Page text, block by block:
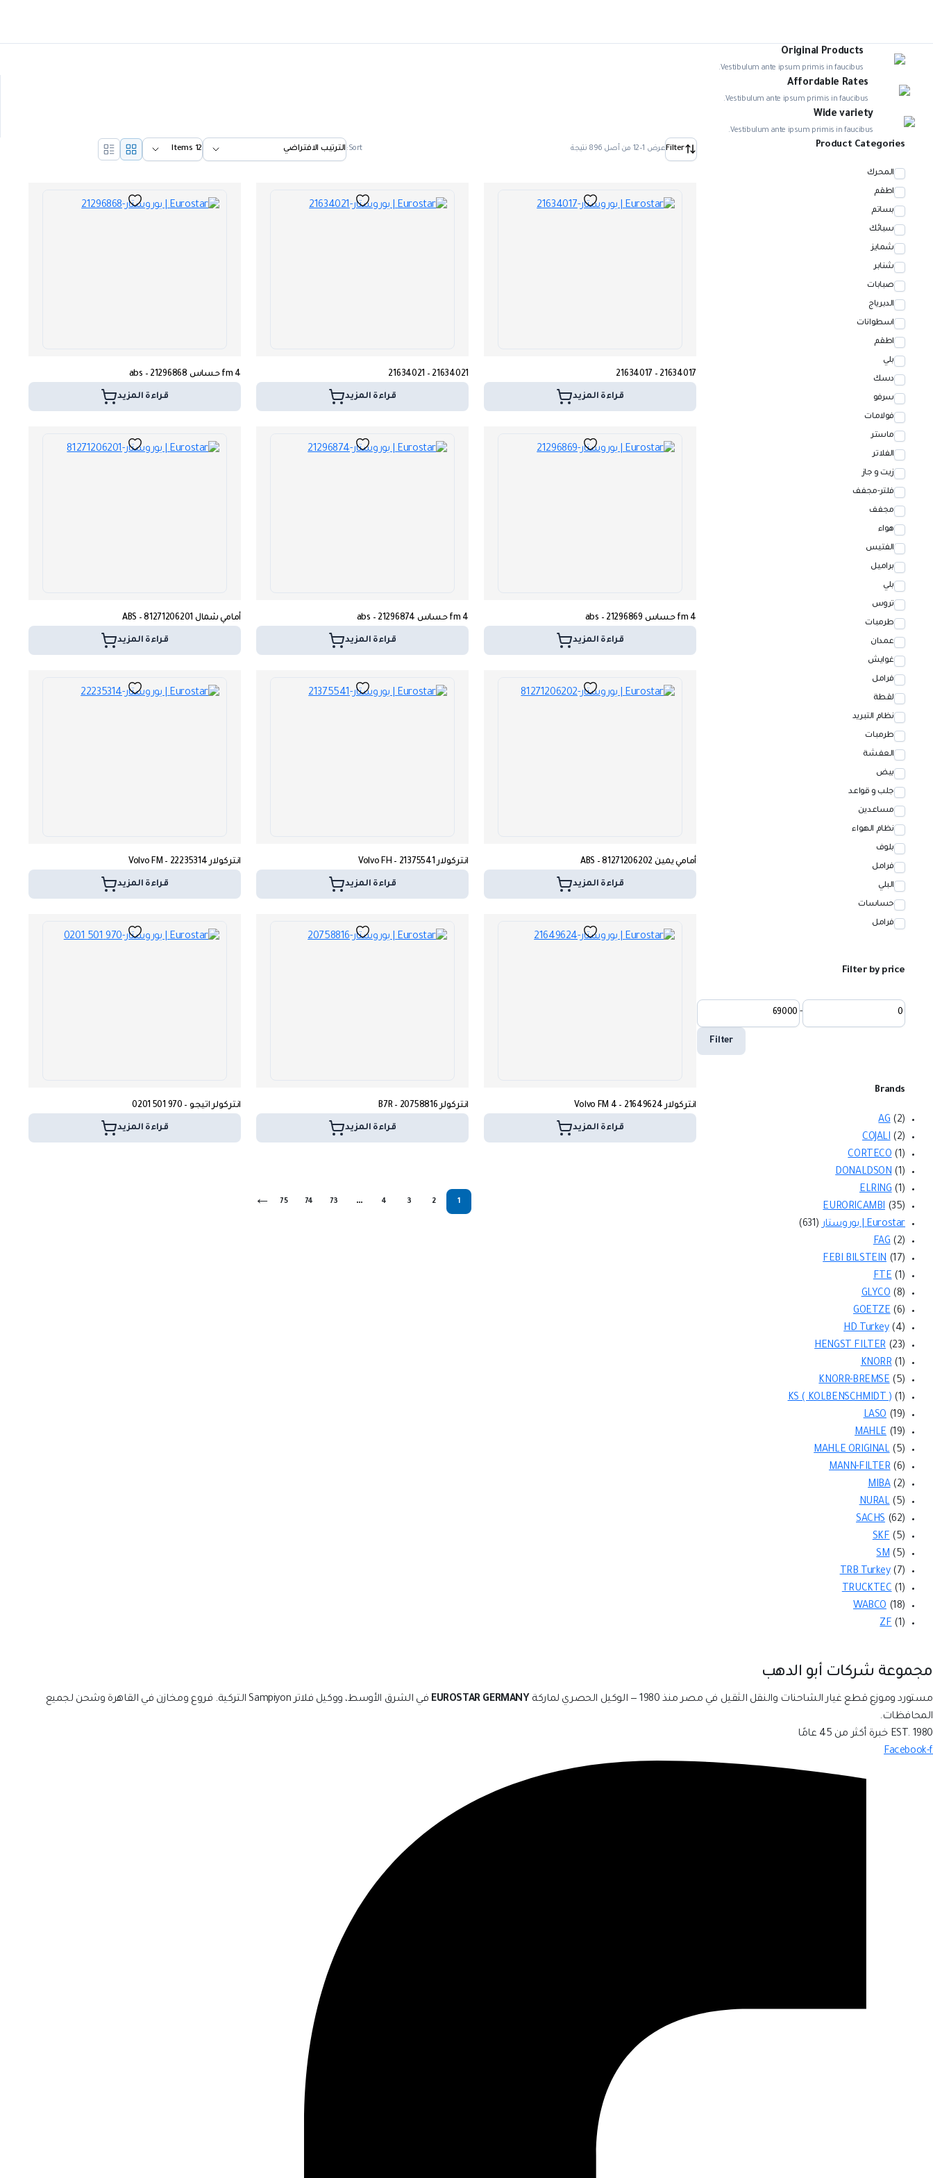
Original Products
Vestibulum ante ipsum primis in faucibus.
Affordable Rates
Vestibulum ante ipsum primis in faucibus.
Wide variety
Vestibulum ante ipsum primis in faucibus.
Filterعرض 1–12 من أصل 896 نتيجة Sort:
21634017 – 21634017
قراءة المزيد
21634021 – 21634021
قراءة المزيد
fm 4 حساس abs – 21296868
قراءة المزيد
fm 4 حساس abs – 21296869
قراءة المزيد
fm 4 حساس abs – 21296874
قراءة المزيد
أمامي شمال ABS – 81271206201
قراءة المزيد
أمامي يمين ABS – 81271206202
قراءة المزيد
انتركولار Volvo FH – 21375541
قراءة المزيد
انتركولار Volvo FM – 22235314
قراءة المزيد
انتركولار Volvo FM 4 – 21649624
قراءة المزيد
انتركولر B7R – 20758816
قراءة المزيد
انتركولر اتيجو – 970 501 0201
قراءة المزيد
1
2
3
4
…
73
74
75
←
Product Categories
المحرك
اطقم
بساتم
سبائك
شمايز
شنابر
صبابات
الدبرياج
اسطوانات
اطقم
بلي
دسك
سرفو
فولامات
ماستر
الفلاتر
زيت و جاز
فلتر-مجفف
مجفف
هواء
الفتيس
براميل
بلي
تروس
طرمبات
عمدان
غوايش
فرامل
لقطة
نظام التبريد
طرمبات
العفشة
بيض
جلب و قواعد
مساعدين
نظام الهواء
بلوف
فرامل
البلي
حساسات
فرامل
Filter by price
-
Filter
Brands
AG (2)
COJALI (2)
CORTECO (1)
DONALDSON (1)
ELRING (1)
EURORICAMBI (35)
Eurostar | يوروستار
(631)
FAG (2)
FEBI BILSTEIN (17)
FTE (1)
GLYCO (8)
GOETZE (6)
HD Turkey (4)
HENGST FILTER (23)
KNORR (1)
KNORR-BREMSE (5)
KS ( KOLBENSCHMIDT ) (1)
LASO (19)
MAHLE (19)
MAHLE ORIGINAL (5)
MANN-FILTER (6)
MIBA (2)
NURAL (5)
SACHS (62)
SKF (5)
SM (5)
TRB Turkey (7)
TRUCKTEC (1)
WABCO (18)
ZF (1)
مجموعة شركات أبو الدهب
مستورد وموزع قطع غيار الشاحنات والنقل الثقيل في مصر منذ 1980 — الوكيل الحصري لماركة EUROSTAR GERMANY
في الشرق الأوسط، ووكيل فلاتر Sampiyon التركية. فروع ومخازن في القاهرة وشحن لجميع
المحافظات.
EST. 1980 خبرة أكثر من 45 عامًا
Facebook-f